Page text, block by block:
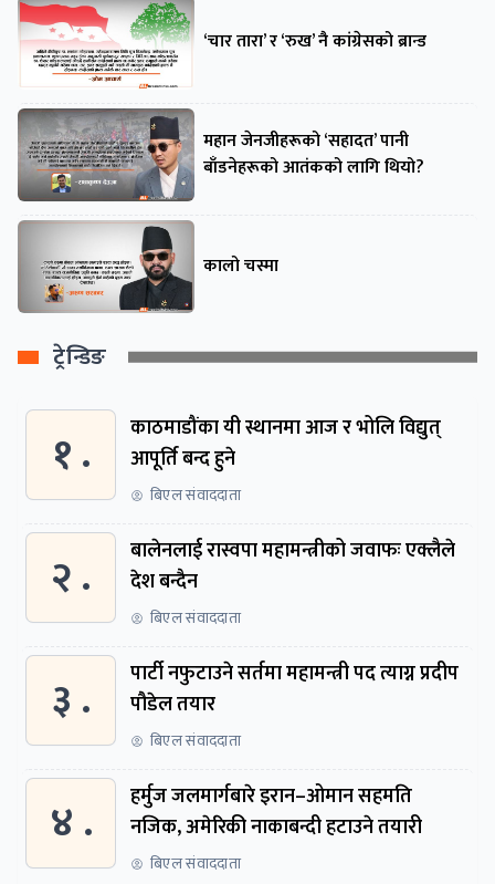
‘चार तारा’ र ‘रुख’ नै कांग्रेसको ब्रान्ड
महान जेनजीहरूको ‘सहादत’ पानी
बाँडनेहरूको आतंकको लागि थियो?
कालो चस्मा
ट्रेन्डिङ
१ .
काठमाडौंका यी स्थानमा आज र भोलि विद्युत्
आपूर्ति बन्द हुने
बिएल संवाददाता
२ .
बालेनलाई रास्वपा महामन्त्रीको जवाफः एक्लैले
देश बन्दैन
बिएल संवाददाता
३ .
पार्टी नफुटाउने सर्तमा महामन्त्री पद त्याग्न प्रदीप
पौडेल तयार
बिएल संवाददाता
४ .
हर्मुज जलमार्गबारे इरान–ओमान सहमति
नजिक, अमेरिकी नाकाबन्दी हटाउने तयारी
बिएल संवाददाता